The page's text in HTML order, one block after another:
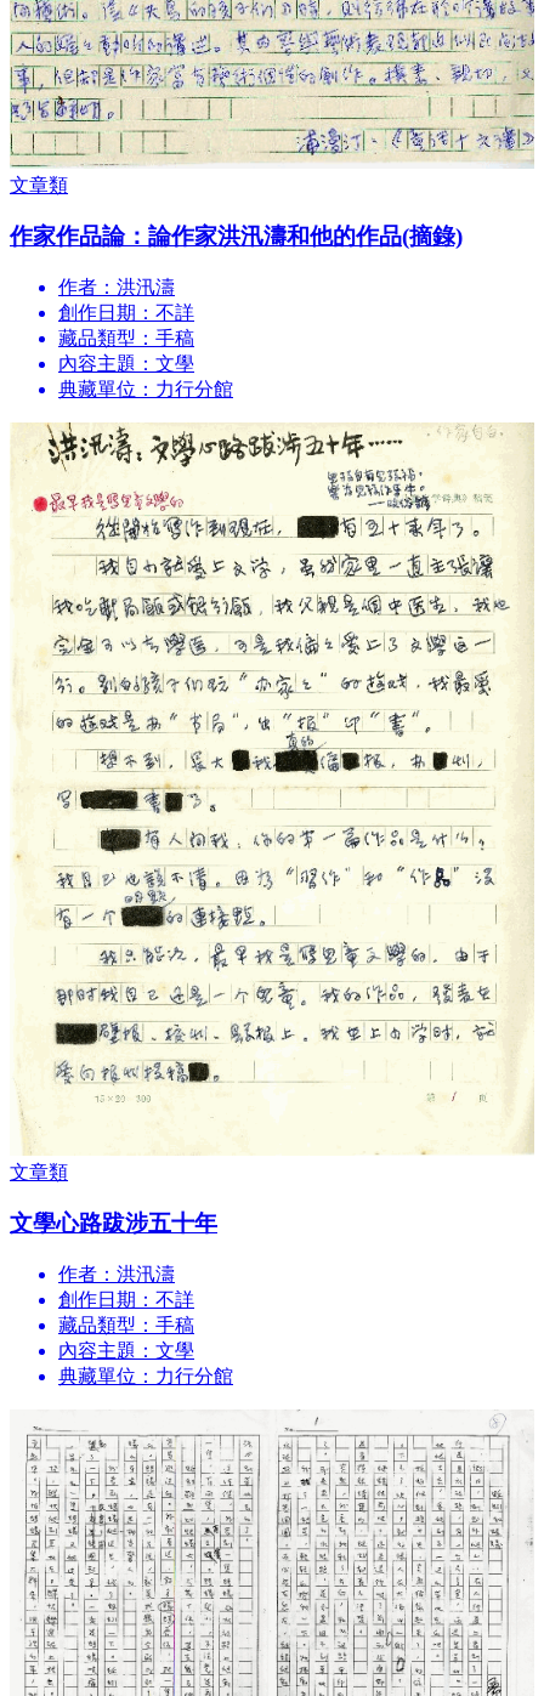
文章類
作家作品論：論作家洪汛濤和他的作品(摘錄)
作者：洪汛濤
創作日期：不詳
藏品類型：手稿
內容主題：文學
典藏單位：力行分館
文章類
文學心路跋涉五十年
作者：洪汛濤
創作日期：不詳
藏品類型：手稿
內容主題：文學
典藏單位：力行分館